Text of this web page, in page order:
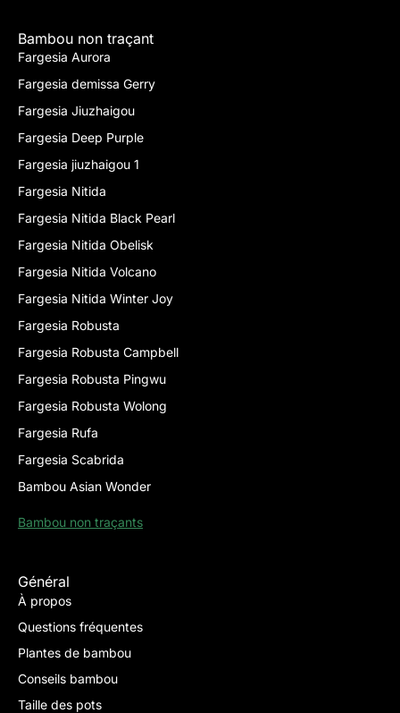
Bambou non traçant
Fargesia Aurora
Fargesia demissa Gerry
Fargesia Jiuzhaigou
Fargesia Deep Purple
Fargesia jiuzhaigou 1
Fargesia Nitida
Fargesia Nitida Black Pearl
Fargesia Nitida Obelisk
Fargesia Nitida Volcano
Fargesia Nitida Winter Joy
Fargesia Robusta
Fargesia Robusta Campbell
Fargesia Robusta Pingwu
Fargesia Robusta Wolong
Fargesia Rufa
Fargesia Scabrida
Bambou Asian Wonder
Bambou non traçants
Général
À propos
Questions fréquentes
Plantes de bambou
Conseils bambou
Taille des pots